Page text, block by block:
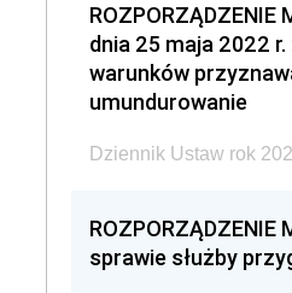
ROZPORZĄDZENIE
dnia 25 maja 2022
warunków
umundurowanie
Dziennik Ustaw rok
ROZPORZĄDZENIE
sprawie służby